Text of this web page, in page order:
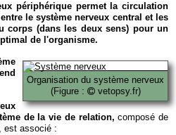
périphérique permet la circulation
le système nerveux central et les
corps (dans les deux sens) pour un
de l'organisme.
Organisation du système nerveux
(Figure :
vetopsy.fr)
de la vie de relation, composé de
est associé :